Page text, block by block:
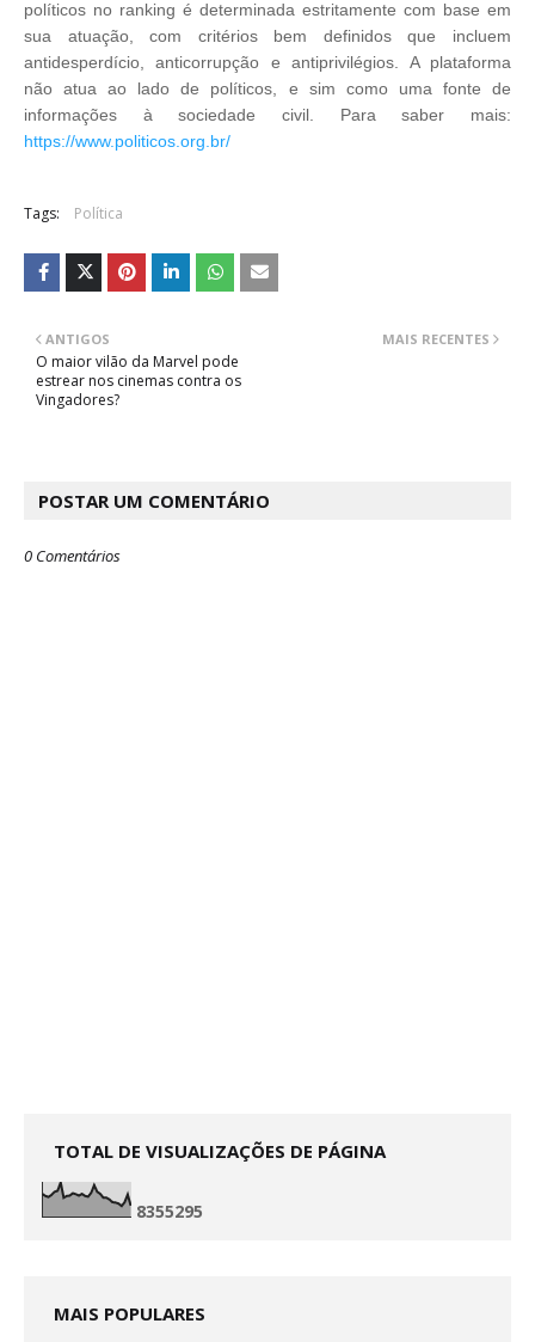
políticos no ranking é determinada estritamente com base em
sua atuação, com critérios bem definidos que incluem
antidesperdício, anticorrupção e antiprivilégios. A plataforma
não atua ao lado de políticos, e sim como uma fonte de
informações à sociedade civil. Para saber mais:
https://www.politicos.org.br/
Tags: Política
MAIS RECENTES
ANTIGOS
O maior vilão da Marvel pode
estrear nos cinemas contra os
Vingadores?
POSTAR UM COMENTÁRIO
0 Comentários
TOTAL DE VISUALIZAÇÕES DE PÁGINA
8355295
MAIS POPULARES